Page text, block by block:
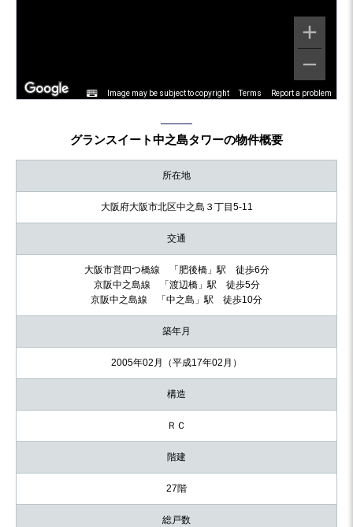
Image may be subject to copyright Terms Report a problem
グランスイート中之島タワーの物件概要
所在地
大阪府大阪市北区中之島３丁目5-11
交通
大阪市営四つ橋線 「肥後橋」駅 徒歩6分
京阪中之島線 「渡辺橋」駅 徒歩5分
京阪中之島線 「中之島」駅 徒歩10分
築年月
2005年02月（平成17年02月）
構造
ＲＣ
階建
27階
総戸数